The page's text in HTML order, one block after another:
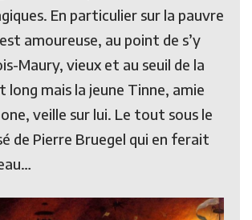
En particulier sur la pauvre
amoureuse, au point de s’y
Maury, vieux et au seuil de la
long mais la jeune Tinne, amie
veille sur lui. Le tout sous le
de Pierre Bruegel qui en ferait